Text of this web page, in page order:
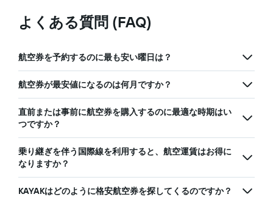
よくある質問 (FAQ)
航空券を予約するのに最も安い曜日は？
航空券が最安値になるのは何月ですか？
直前または事前に航空券を購入するのに最適な時期はい
つですか？
乗り継ぎを伴う国際線を利用すると、航空運賃はお得に
なりますか？
KAYAKはどのように格安航空券を探してくるのですか？